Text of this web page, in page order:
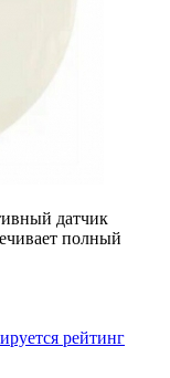
датчик
полный
рейтинг